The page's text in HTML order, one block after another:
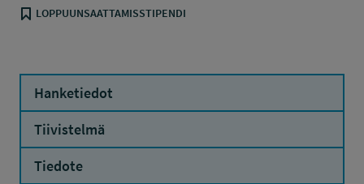
LOPPUUNSAATTAMISSTIPENDI
Hanketiedot
Tiivistelmä
Tiedote